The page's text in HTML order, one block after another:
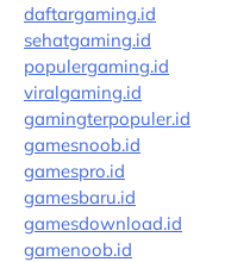
daftargaming.id
sehatgaming.id
populergaming.id
viralgaming.id
gamingterpopuler.id
gamesnoob.id
gamespro.id
gamesbaru.id
gamesdownload.id
gamenoob.id